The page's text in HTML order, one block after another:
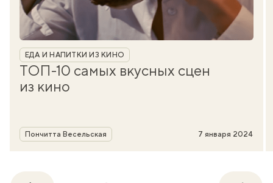
Рубрика
ЕДА И НАПИТКИ ИЗ КИНО
ТОП-10 самых вкусных сцен
из кино
Автор
Пончитта Весельская 7 января 2024